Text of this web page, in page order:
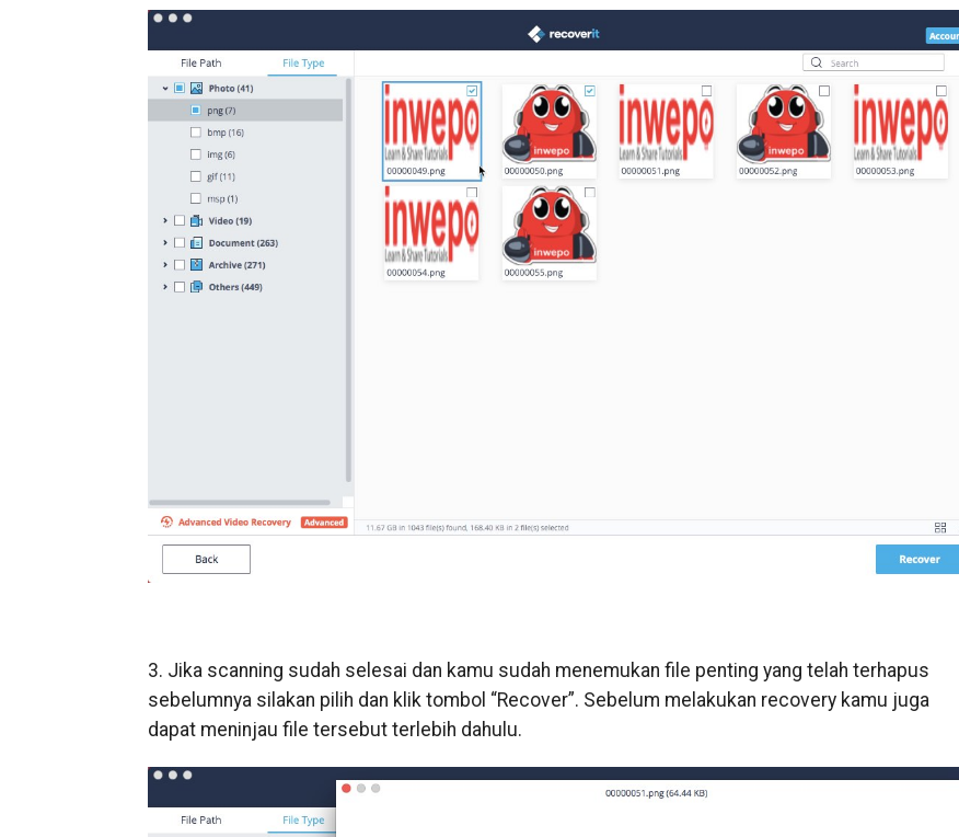
3. Jika scanning sudah selesai dan kamu sudah menemukan file penting yang telah terhapus
sebelumnya silakan pilih dan klik tombol “Recover”. Sebelum melakukan recovery kamu juga
dapat meninjau file tersebut terlebih dahulu.